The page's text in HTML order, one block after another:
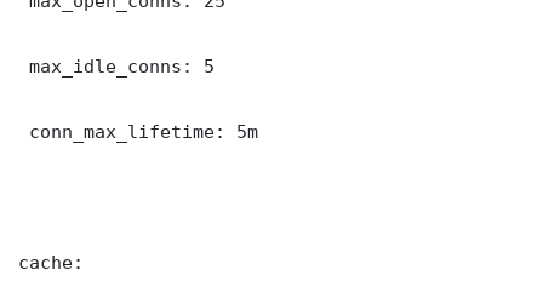
max_idle_conns: 5
conn_max_lifetime: 5m
cache: